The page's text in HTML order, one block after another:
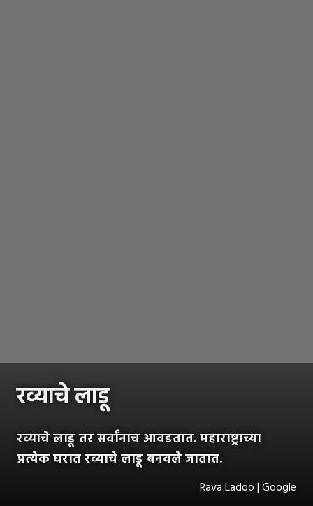
रव्याचे लाडू
रव्याचे लाडू तर सर्वांनाच आवडतात. महाराष्ट्राच्या
प्रत्येक घरात रव्याचे लाडू बनवले जातात.
Rava Ladoo | Google